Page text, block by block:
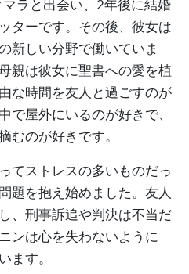
ラと出会い、2年後に結婚
ターです。その後、彼女は
新しい分野で働いていま
親は彼女に聖書への愛を植
な時間を友人と過ごすのが
で屋外にいるのが好きで、
むのが好きです。
てストレスの多いものだっ
題を抱え始めました。友人
、刑事訴追や判決は不当だ
ンは心を失わないように
ます。